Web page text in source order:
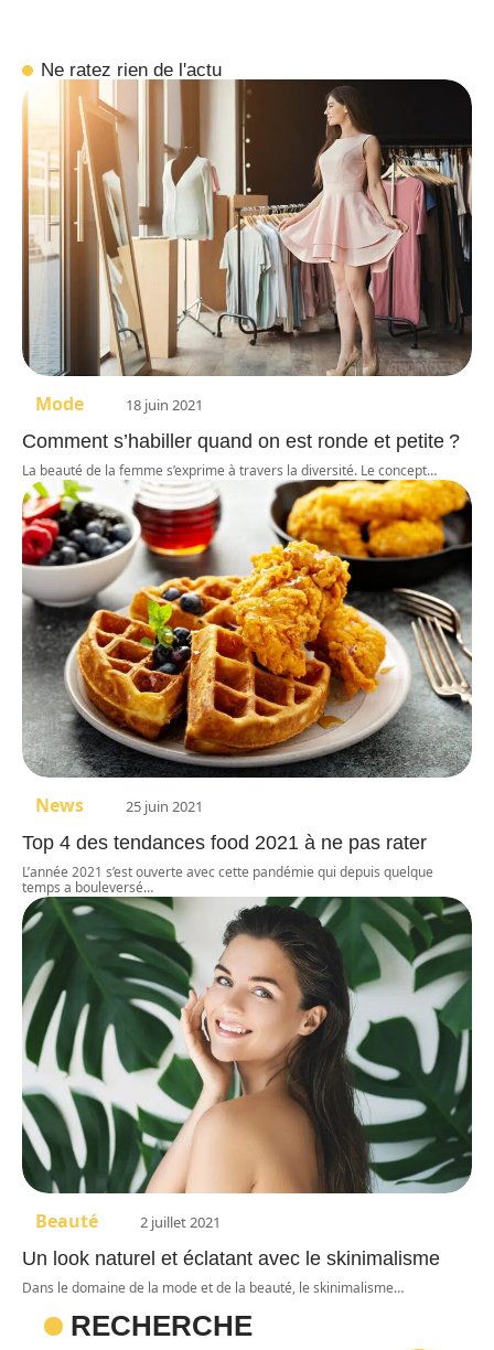
Ne ratez rien de l'actu
Mode 18 juin 2021
Comment s’habiller quand on est ronde et petite ?
La beauté de la femme s’exprime à travers la diversité. Le concept…
News 25 juin 2021
Top 4 des tendances food 2021 à ne pas rater
L’année 2021 s’est ouverte avec cette pandémie qui depuis quelque
temps a bouleversé…
Beauté 2 juillet 2021
Un look naturel et éclatant avec le skinimalisme
Dans le domaine de la mode et de la beauté, le skinimalisme…
RECHERCHE